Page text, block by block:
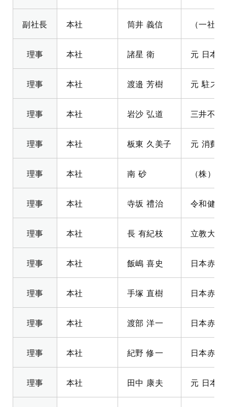
副社長 本社 筒井 義信 （一社
理事 本社 諸星 衛 元 日本
理事 本社 渡邉 芳樹 元 駐ス
理事 本社 岩沙 弘道 三井不動
理事 本社 板東 久美子 元 消費
理事 本社 南 砂 （株）
理事 本社 寺坂 禮治 令和健康
理事 本社 長 有紀枝 立教大学
理事 本社 飯嶋 喜史 日本赤
理事 本社 手塚 直樹 日本赤
理事 本社 渡部 洋一 日本赤
理事 本社 紀野 修一 日本赤
理事 本社 田中 康夫 元 日本